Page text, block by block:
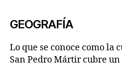
GEOGRAFÍA
Lo que se conoce como la
San Pedro Mártir cubre